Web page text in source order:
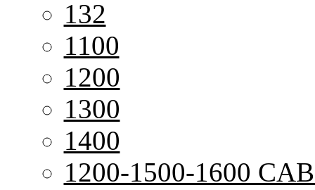
132
1100
1200
1300
1400
1200-1500-1600